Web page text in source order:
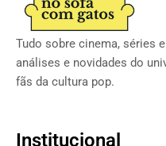
Tudo sobre cinema, séries
análises e novidades do
fãs da cultura pop.
Institucional